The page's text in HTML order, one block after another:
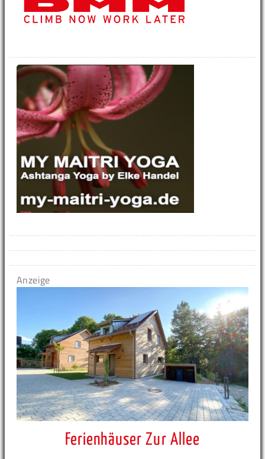
Anzeige
Ferienhäuser Zur Allee